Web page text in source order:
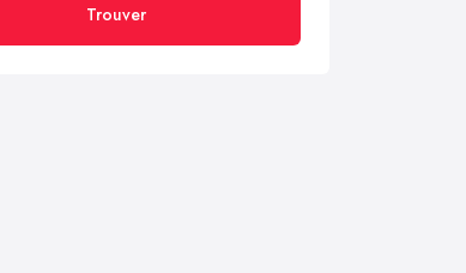
Trouver